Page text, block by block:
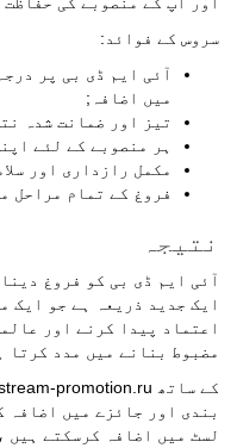
سروس کے فوائد:
آئی ایم ڈی بی پر
میں اضافہ;
تیز اور ضمانت شدہ
ہر منصوبے کے لئے
مکمل رازداری اور
فروغ کے تمام مراحل
نتیجہ
آئی ایم ڈی بی کو فروغ
ایک جدید ذریعہ ہے جو ایک
اعتماد پیدا کرنے اور
مضبوط بنانے میں مدد کرتا
بندی اور جائزے میں اضافہ
لسٹ میں اضافہ کرسکتے ہیں